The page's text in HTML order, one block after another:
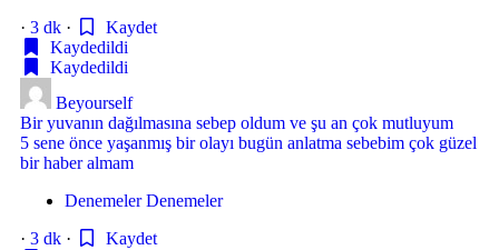
· 3 dk ·
Kaydet
Kaydedildi
Kaydedildi
Beyourself
Bir yuvanın dağılmasına sebep oldum ve şu an çok mutluyum
5 sene önce yaşanmış bir olayı bugün anlatma sebebim çok güzel
bir haber almam
DenemelerDenemeler
· 3 dk ·
Kaydet